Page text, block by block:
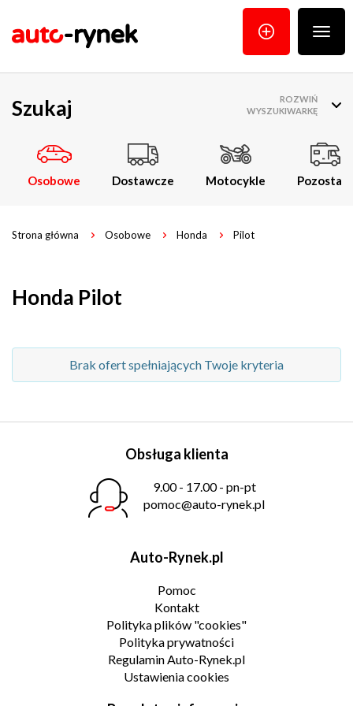
menu
Szukaj
Osobowe Dostawcze Motocykle Pozostałe
ROZWIŃ
WYSZUKIWARKĘ
Strona główna Osobowe Honda Pilot
Honda Pilot
Brak ofert spełniających Twoje kryteria
Obsługa klienta
9.00 - 17.00 - pn-pt
pomoc@auto-rynek.pl
Auto-Rynek.pl
Pomoc
Kontakt
Polityka plików "cookies"
Polityka prywatności
Regulamin Auto-Rynek.pl
Ustawienia cookies